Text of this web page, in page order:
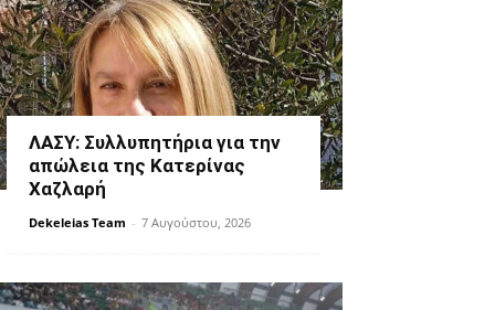
ΛΑΣΥ: Συλλυπητήρια για την
απώλεια της Κατερίνας
Χαζλαρή
Dekeleias Team - 7 Αυγούστου, 2026